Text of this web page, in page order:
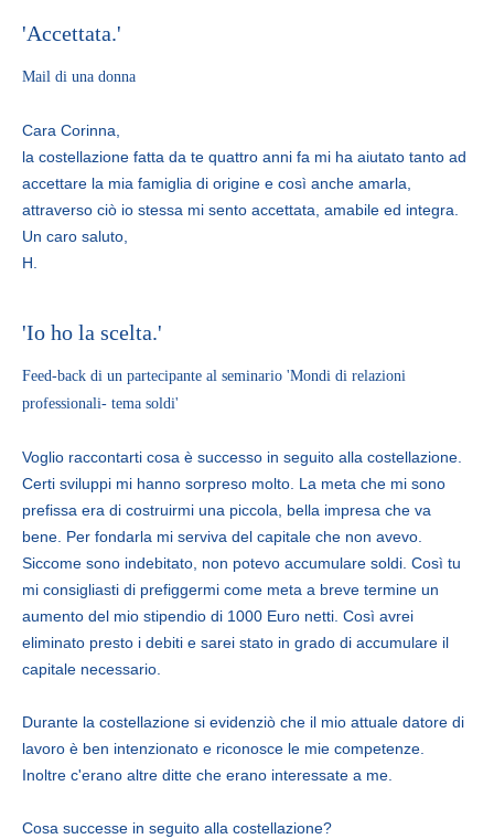
'Accettata.'
Mail di una donna
Cara Corinna,
la costellazione fatta da te quattro anni fa mi ha aiutato tanto ad
accettare la mia famiglia di origine e così anche amarla,
attraverso ciò io stessa mi sento accettata, amabile ed integra.
Un caro saluto,
H.
'Io ho la scelta.'
Feed-back di un partecipante al seminario 'Mondi di relazioni
professionali- tema soldi'
Voglio raccontarti cosa è successo in seguito alla costellazione.
Certi sviluppi mi hanno sorpreso molto. La meta che mi sono
prefissa era di costruirmi una piccola, bella impresa che va
bene. Per fondarla mi serviva del capitale che non avevo.
Siccome sono indebitato, non potevo accumulare soldi. Così tu
mi consigliasti di prefiggermi come meta a breve termine un
aumento del mio stipendio di 1000 Euro netti. Così avrei
eliminato presto i debiti e sarei stato in grado di accumulare il
capitale necessario.
Durante la costellazione si evidenziò che il mio attuale datore di
lavoro è ben intenzionato e riconosce le mie competenze.
Inoltre c'erano altre ditte che erano interessate a me.
Cosa successe in seguito alla costellazione?